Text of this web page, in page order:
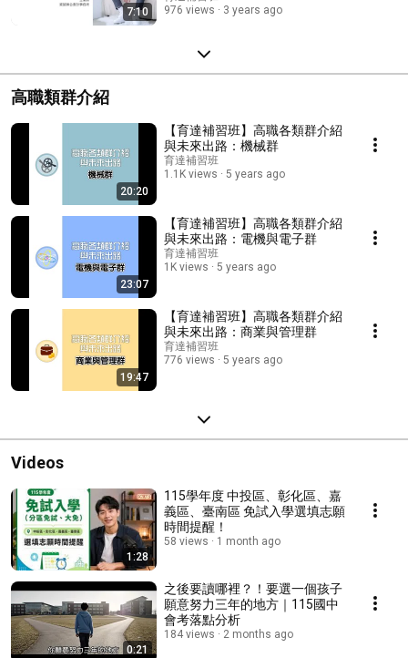
7:10
976 views
3 years ago
高職類群介紹
20:20
【育達補習班】高職各類群介紹
與未來出路：機械群
育達補習班
1.1K views
5 years ago
23:07
【育達補習班】高職各類群介紹
與未來出路：電機與電子群
育達補習班
1K views
5 years ago
19:47
【育達補習班】高職各類群介紹
與未來出路：商業與管理群
育達補習班
776 views
5 years ago
Videos
1:28
115學年度 中投區、彰化區、嘉
義區、臺南區 免試入學選填志願
時間提醒！
58 views 1 month ago
0:21
之後要讀哪裡？！要選一個孩子
願意努力三年的地方｜115國中
會考落點分析
184 views 2 months ago